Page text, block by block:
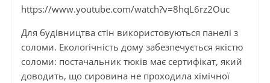
https://www.youtube.com/watch?v=8hqL6rz2Ouc
Для будівництва стін використовуються панелі з
соломи. Екологічність дому забезпечується якістю
соломи: постачальник тюків має сертифікат, який
доводить, що сировина не проходила хімічної